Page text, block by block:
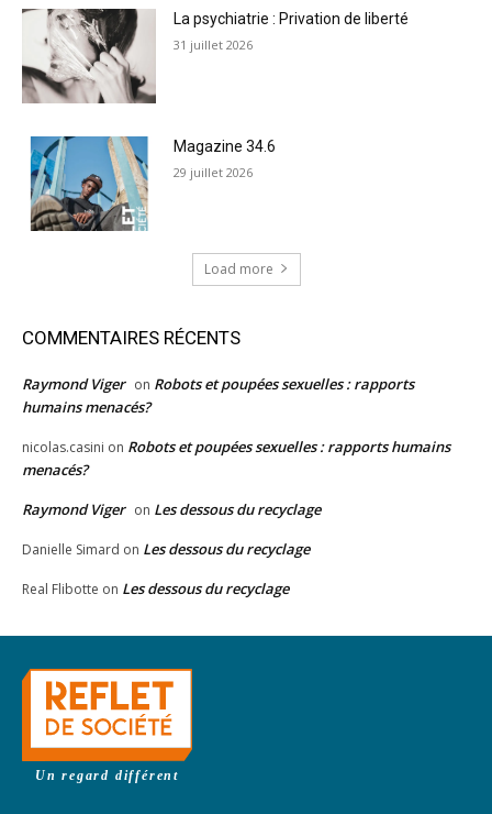
La psychiatrie : Privation de liberté
31 juillet 2026
Magazine 34.6
29 juillet 2026
Load more
COMMENTAIRES RÉCENTS
Raymond Viger on Robots et poupées sexuelles : rapports
humains menacés?
nicolas.casini on Robots et poupées sexuelles : rapports humains
menacés?
Raymond Viger on Les dessous du recyclage
Danielle Simard on Les dessous du recyclage
Real Flibotte on Les dessous du recyclage
Un regard différent